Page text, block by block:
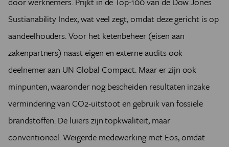
Sustianability Index, wat veel zegt, omdat deze gericht is op
aandeelhouders. Voor het ketenbeheer (eisen aan
zakenpartners) naast eigen en externe audits ook
deelnemer aan UN Global Compact. Maar er zijn ook
minpunten, waaronder nog bescheiden resultaten inzake
vermindering van CO2-uitstoot en gebruik van fossiele
brandstoffen. De luiers zijn topkwaliteit, maar
conventioneel. Weigerde medewerking met Eos, omdat